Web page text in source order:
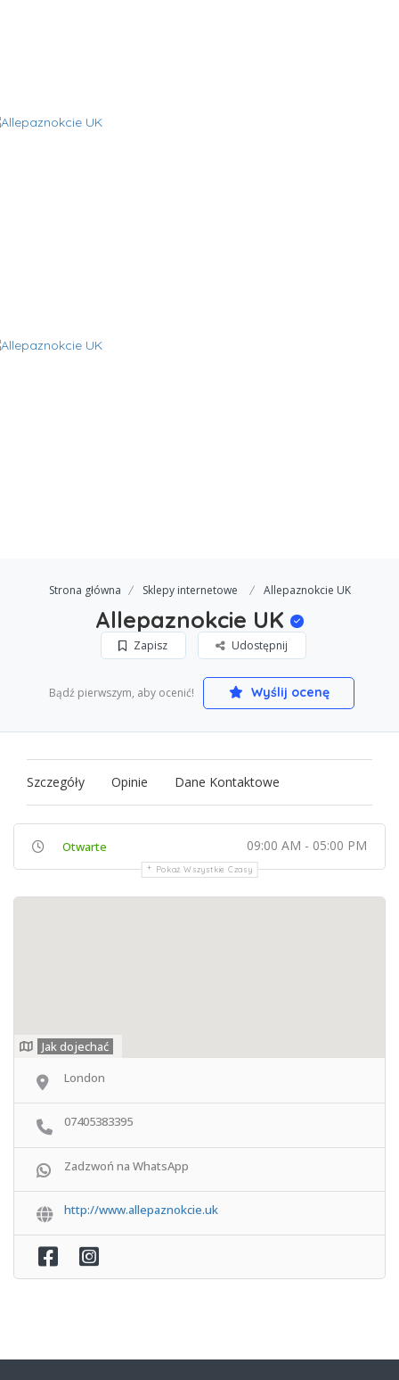
Strona główna Sklepy internetowe Allepaznokcie UK
Allepaznokcie UK
Zapisz Udostępnij
Bądź pierwszym, aby ocenić! Wyślij ocenę
Szczegóły Opinie Dane Kontaktowe
Otwarte 09:00 AM - 05:00 PM
Pokaż Wszystkie Czasy
Jak dojechać
London
07405383395
Zadzwoń na WhatsApp
http://www.allepaznokcie.uk